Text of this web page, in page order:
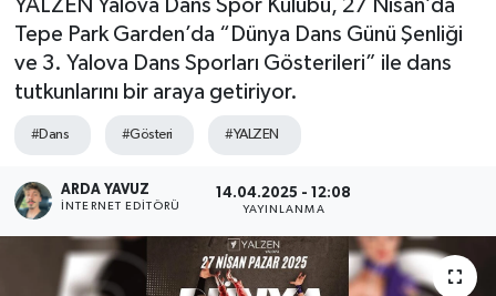
YALZEN Yalova Dans Spor Kulübü, 27 Nisan’da
Tepe Park Garden’da “Dünya Dans Günü Şenliği
ve 3. Yalova Dans Sporları Gösterileri” ile dans
tutkunlarını bir araya getiriyor.
#Dans #Gösteri #YALZEN
ARDA YAVUZ
İNTERNET EDITÖRÜ
14.04.2025 - 12:08
YAYINLANMA
ASAYİŞ
SAĞLIK
RESMİ İLAN
Son Dakika Haberleri
Haber Arşivi